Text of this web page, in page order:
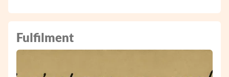
Fulfilment